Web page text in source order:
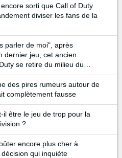
sorti que Call of Duty
diviser les fans de la
parler de moi", après
dernier jeu, cet ancien
se retire du milieu du
des pires rumeurs autour de
complètement fausse
il être le jeu de trop pour la
?
encore plus cher à
qui inquiète